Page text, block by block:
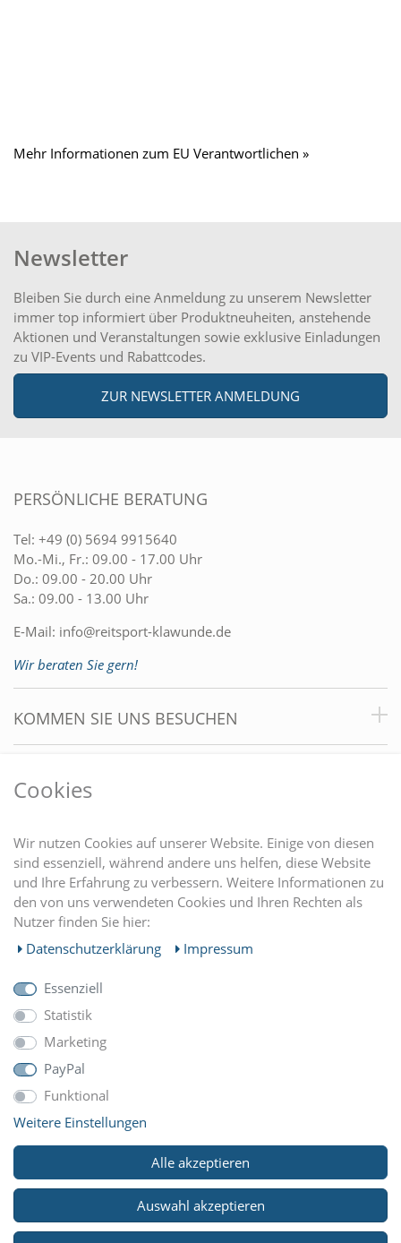
Mehr Informationen zum EU Verantwortlichen »
Newsletter
Bleiben Sie durch eine Anmeldung zu unserem Newsletter
immer top informiert über Produktneuheiten, anstehende
Aktionen und Veranstaltungen sowie exklusive Einladungen
zu VIP-Events und Rabattcodes.
ZUR NEWSLETTER ANMELDUNG
PERSÖNLICHE BERATUNG
Tel: +49 (0) 5694 9915640
Mo.-Mi., Fr.: 09.00 - 17.00 Uhr
Do.: 09.00 - 20.00 Uhr
Sa.: 09.00 - 13.00 Uhr
E-Mail: info@reitsport-klawunde.de
Wir beraten Sie gern!
KOMMEN SIE UNS BESUCHEN
EINKAUFEN
MEIN KONTO
UNTERNEHMEN
ZAHLUNGARTEN
WIR VERSCHICKEN MIT
© Copyright 2026 Reitsport Klawunde. Alle Rechte
Cookies
Wir nutzen Cookies auf unserer Website. Einige von diesen
sind essenziell, während andere uns helfen, diese Website
und Ihre Erfahrung zu verbessern. Weitere Informationen zu
den von uns verwendeten Cookies und Ihren Rechten als
Nutzer finden Sie hier:
Daten­schutz­erklärung
Impressum
Essenziell
Statistik
Marketing
PayPal
Funktional
Weitere Einstellungen
Alle akzeptieren
Auswahl akzeptieren